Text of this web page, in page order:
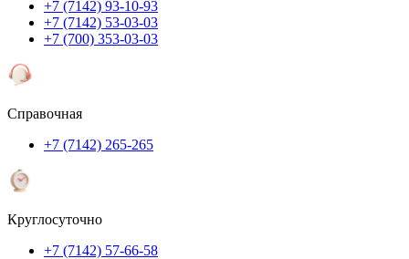
+7 (7142) 93-10-93
+7 (7142) 53-03-03
+7 (700) 353-03-03
Справочная
+7 (7142) 265-265
Круглосуточно
+7 (7142) 57-66-58